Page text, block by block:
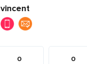
vincent
0 0